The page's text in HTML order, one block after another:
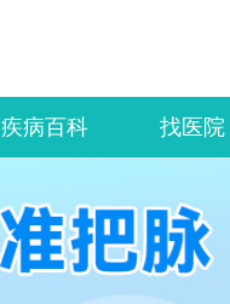
疾病百科 找医院